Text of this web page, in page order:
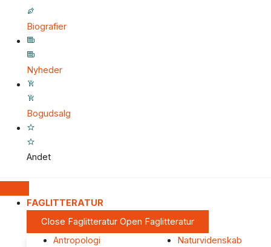
Biografier
Nyheder
Bogudsalg
Andet
FAGLITTERATUR
Close Faglitteratur Open Faglitteratur
Antropologi
Naturvidenskab